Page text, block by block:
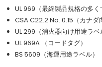
UL 969（最終製品規格の多く
CSA C22.2 No. 0.15（カナダ
UL 299（消火器向け用途ラベ
UL 969A （コードタグ）
BS 5609（海運用途ラベル）